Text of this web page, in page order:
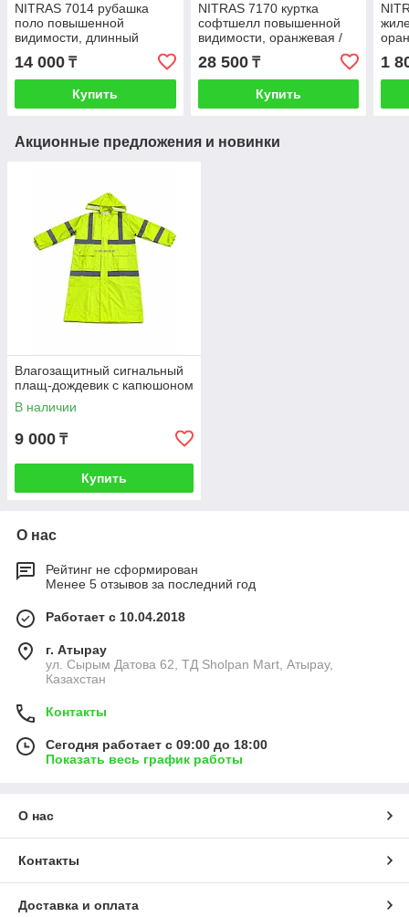
NITRAS 7014 рубашка
поло повышенной
видимости, длинный
рукав, желтый
14 000 ₸
Купить
NITRAS 7170 куртка
софтшелл повышенной
видимости, оранжевая /
28 500₸
Купить
1
Акционные предложения и новинки
Влагозащитный сигнальный
плащ-дождевик с капюшоном
В наличии
9 000 ₸
Купить
О нас
Рейтинг не сформирован
Менее 5 отзывов за последний год
Работает с 10.04.2018
г. Атырау
ул. Сырым Датова 62, ТД Sholpan Mart, Атырау,
Казахстан
Контакты
Сегодня работает с 09:00 до 18:00
Показать весь график работы
О нас
Контакты
Доставка и оплата